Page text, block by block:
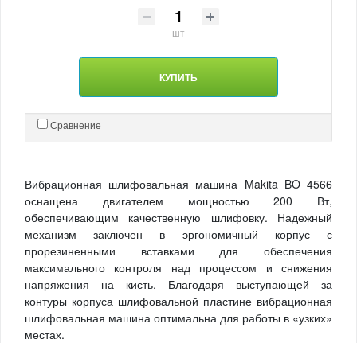
шт
КУПИТЬ
Сравнение
Вибрационная шлифовальная машина Makita BO 4566
оснащена двигателем мощностью 200 Вт,
обеспечивающим качественную шлифовку. Надежный
механизм заключен в эргономичный корпус с
прорезиненными вставками для обеспечения
максимального контроля над процессом и снижения
напряжения на кисть. Благодаря выступающей за
контуры корпуса шлифовальной пластине вибрационная
шлифовальная машина оптимальна для работы в «узких»
местах.